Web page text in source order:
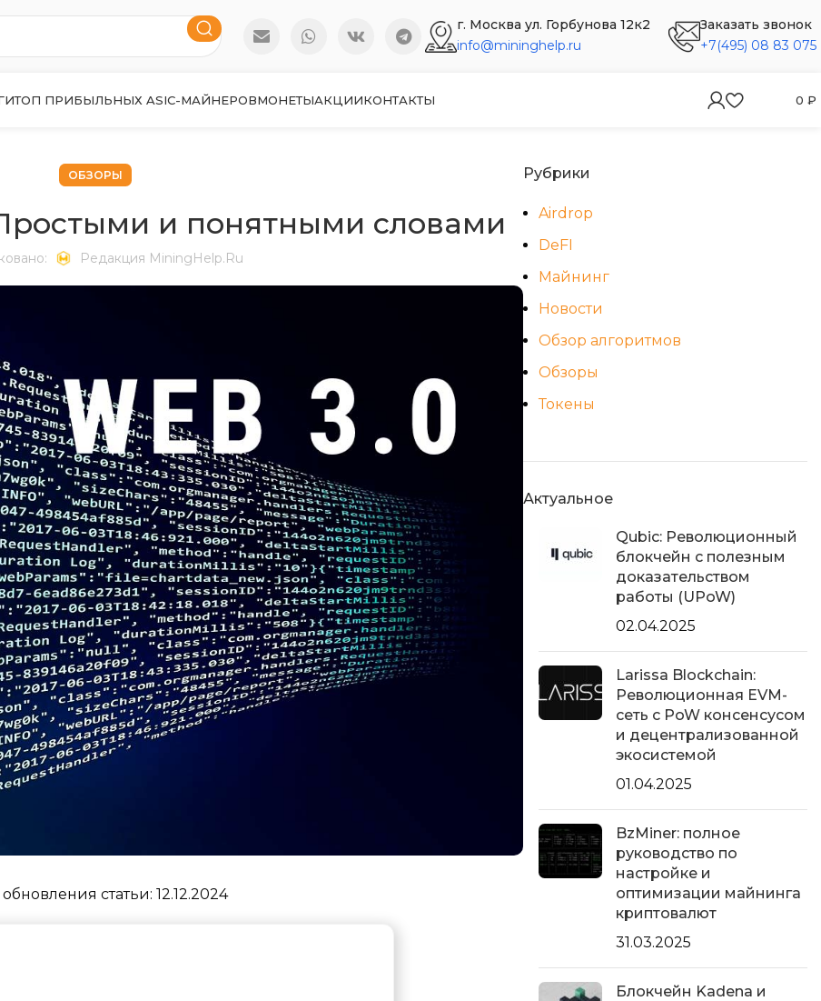
г. Москва ул. Горбунова 12к2
info@mininghelp.ru
Заказать звонок
+7(495) 08 83 075
ТОП ПРИБЫЛЬНЫХ ASIC-МАЙНЕРОВМОНЕТЫАКЦИИКОНТАКТЫ 0 ₽
ОБЗОРЫ
и понятными словами
Редакция MiningHelp.ru
статьи: 12.12.2024
Рубрики
Airdrop
DeFI
Майнинг
Новости
Обзор алгоритмов
Обзоры
Токены
Актуальное
Qubic: Революционный
блокчейн с полезным
доказательством
работы (UPoW)
02.04.2025
Larissa Blockchain:
Революционная EVM-
сеть с PoW консенсусом
и децентрализованной
экосистемой
01.04.2025
BzMiner: полное
руководство по
настройке и
оптимизации майнинга
криптовалют
31.03.2025
Блокчейн Kadena и